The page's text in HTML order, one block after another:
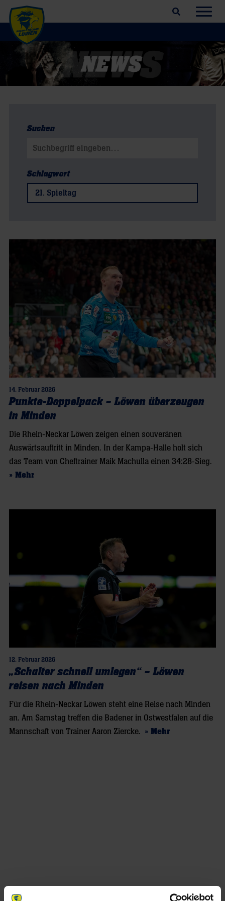
Suchfeld öffnen
Suchen
Suchen nach:
Schlagwort
21. Spieltag
14. Februar 2026
Punkte-Doppelpack – Löwen überzeugen
in Minden
Die Rhein-Neckar Löwen zeigen einen souveränen
Auswärtsauftritt in Minden. In der Kampa-Halle holt sich
das Team von Cheftrainer Maik Machulla einen 34:28-Sieg.
» Mehr
12. Februar 2026
„Schalter schnell umlegen“ – Löwen
reisen nach Minden
Für die Rhein-Neckar Löwen steht eine Reise nach Minden
an. Am Samstag treffen die Badener in Ostwestfalen auf die
Mannschaft von Trainer Aaron Ziercke. » Mehr